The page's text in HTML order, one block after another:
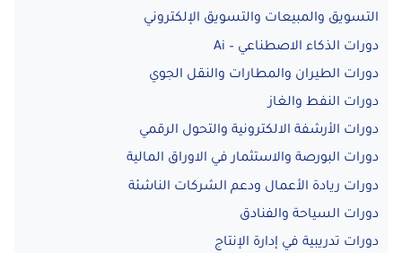
التسويق والمبيعات والتسويق الإلكتروني
دورات الذكاء الاصطناعي – Ai
دورات الطيران والمطارات والنقل الجوي
دورات النفط والغاز
دورات الأرشفة الالكترونية والتحول الرقمي
دورات البورصة والاستثمار في الاوراق المالية
دورات ريادة الأعمال ودعم الشركات الناشئة
دورات السياحة والفنادق
دورات تدريبية في إدارة الإنتاج